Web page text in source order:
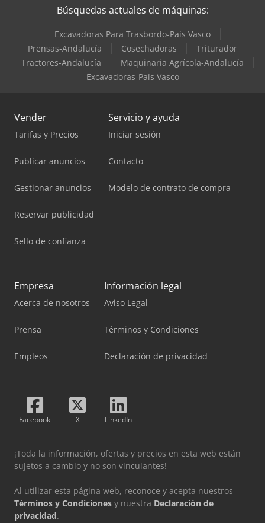
Búsquedas actuales de máquinas:
Excavadoras Para Trasbordo-País Vasco
Prensas-Andalucía
Cosechadoras
Triturador
Tractores-Andalucía
Maquinaria Agrícola-Andalucía
Excavadoras-País Vasco
Vender
Tarifas y Precios
Publicar anuncios
Gestionar anuncios
Reservar publicidad
Sello de confianza
Servicio y ayuda
Iniciar sesión
Contacto
Modelo de contrato de compra
Empresa
Acerca de nosotros
Prensa
Empleos
Información legal
Aviso Legal
Términos y Condiciones
Declaración de privacidad
Facebook X LinkedIn
¡Toda la información, ofertas y precios en esta web están
sujetos a cambio y no son vinculantes!
Al utilizar esta página web, reconoce y acepta nuestros
Términos y Condiciones y nuestra Declaración de
privacidad.